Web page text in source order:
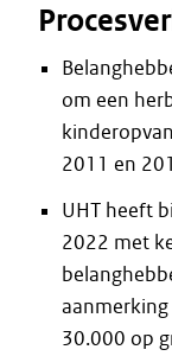
om een
2011 en
UHT heeft
2022 met
30.000 op